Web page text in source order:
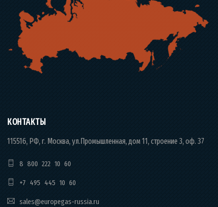
КОНТАКТЫ
115516, РФ, г. Москва, ул.Промышленная, дом 11, строение 3, оф. 37
8 800 222 10 60
+7 495 445 10 60
sales@europegas-russia.ru